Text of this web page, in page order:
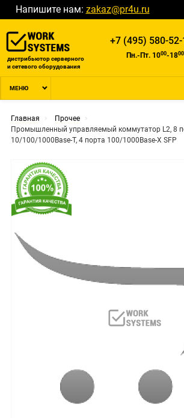
Напишите нам: zakaz@pr4u.ru
дистрибьютор серверного
и сетевого оборудования
+7 (495) 580-
Пн.-Пт. 1000-1800
МЕНЮ
Главная
Прочее
Промышленный управляемый коммутатор L2, 8
10/100/1000Base-T, 4 порта 100/1000Base-X SFP